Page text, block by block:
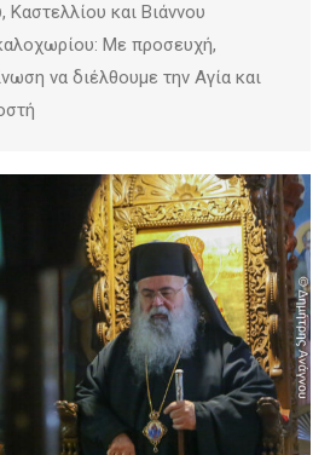
και Βιάννου
Με προσευχή,
να διέλθουμε την Αγία και